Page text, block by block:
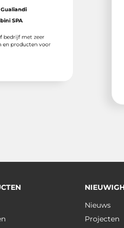
zeer
voor
Met
zich
Nieuws
Projecten